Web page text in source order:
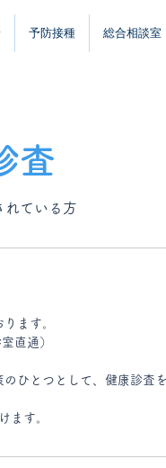
予防接種 総合相談室
査
れている方
ます。
直通）
ひとつとして、健康診査
ます。